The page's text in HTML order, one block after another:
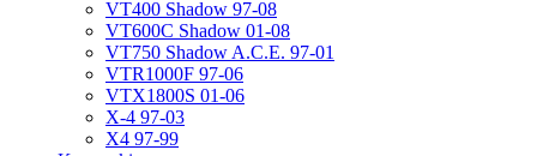
VT400 Shadow 97-08
VT600C Shadow 01-08
VT750 Shadow A.C.E. 97-01
VTR1000F 97-06
VTX1800S 01-06
X-4 97-03
X4 97-99